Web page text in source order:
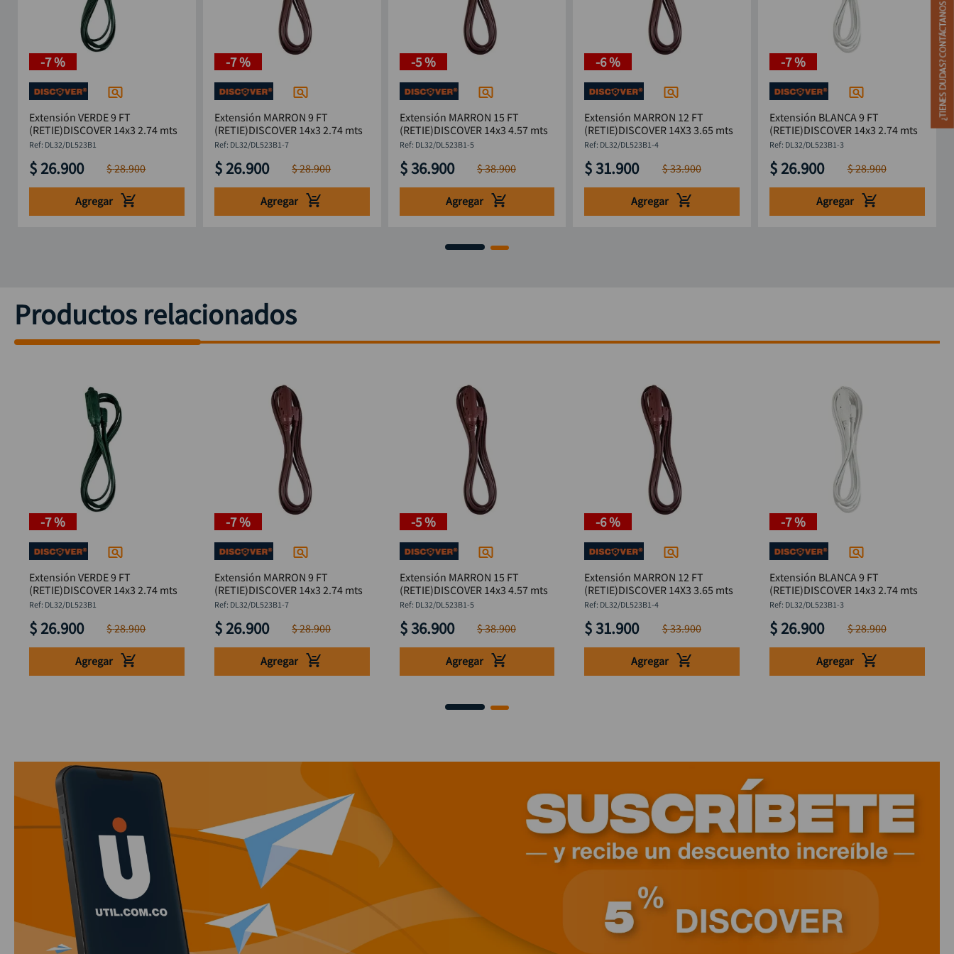
-7 %
Extensión VERDE 9 FT
(RETIE)DISCOVER 14x3 2.74 mts
: DL32/DL523B1
$ 26.900 $28.900
Agregar
-7 %
Extensión MARRON 9 FT
(RETIE)DISCOVER 14x3 2.74 mts
: DL32/DL523B1-7
$ 26.900 $28.900
Agregar
-5 %
Extensión MARRON 15 FT
(RETIE)DISCOVER 14x3 4.57 mts
: DL32/DL523B1-5
$36.900 $38.900
Agregar
-6 %
Extensión MARRON 12 FT
(RETIE)DISCOVER 14X3 3.65 mts
: DL32/DL523B1-4
$31.900 $33.900
Agregar
-7 %
Extensión BLANCA 9 FT
(RETIE)DISCOVER 14x3 2.74 mts
: DL32/DL523B1-3
$ 26.900 $28.900
Agregar
Productos relacionados
-7 %
Extensión VERDE 9 FT
(RETIE)DISCOVER 14x3 2.74 mts
: DL32/DL523B1
$ 26.900 $28.900
Agregar
-7 %
Extensión MARRON 9 FT
(RETIE)DISCOVER 14x3 2.74 mts
: DL32/DL523B1-7
$ 26.900 $28.900
Agregar
-5 %
Extensión MARRON 15 FT
(RETIE)DISCOVER 14x3 4.57 mts
: DL32/DL523B1-5
$36.900 $38.900
Agregar
-6 %
Extensión MARRON 12 FT
(RETIE)DISCOVER 14X3 3.65 mts
: DL32/DL523B1-4
$31.900 $33.900
Agregar
-7 %
Extensión BLANCA 9 FT
(RETIE)DISCOVER 14x3 2.74 mts
: DL32/DL523B1-3
$ 26.900 $28.900
Agregar